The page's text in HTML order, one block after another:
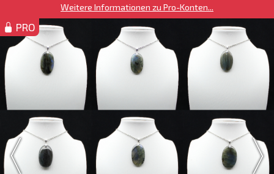
Weitere Informationen zu Pro-Konten...
PRO